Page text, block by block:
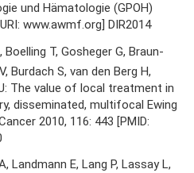
und Hämatologie (GPOH)
www.awmf.org] DIR2014
T, Gosheger G, Braun-
Burdach S, van den Berg H,
The value of local treatment in
disseminated, multifocal Ewing
2010, 116: 443 [PMID:
Landmann E, Lang P, Lassay L,